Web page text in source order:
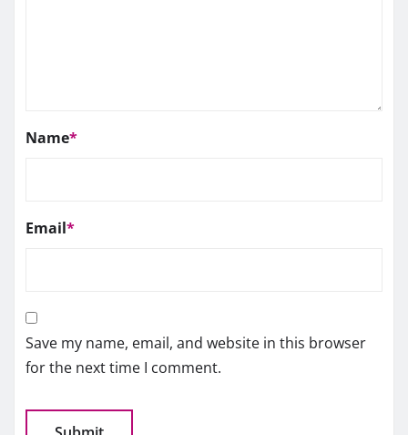
Name*
Email*
Save my name, email, and website in this browser
for the next time I comment.